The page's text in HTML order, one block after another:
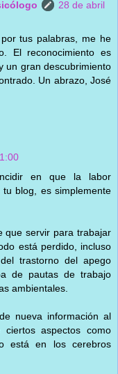
28 de abril
tus palabras, me he
El reconocimiento es
un gran descubrimiento
Un abrazo, José
en que la labor
blog, es simplemente
que servir para trabajar
está perdido, incluso
trastorno del apego
de pautas de trabajo
ambientales.
nueva información al
ciertos aspectos como
está en los cerebros